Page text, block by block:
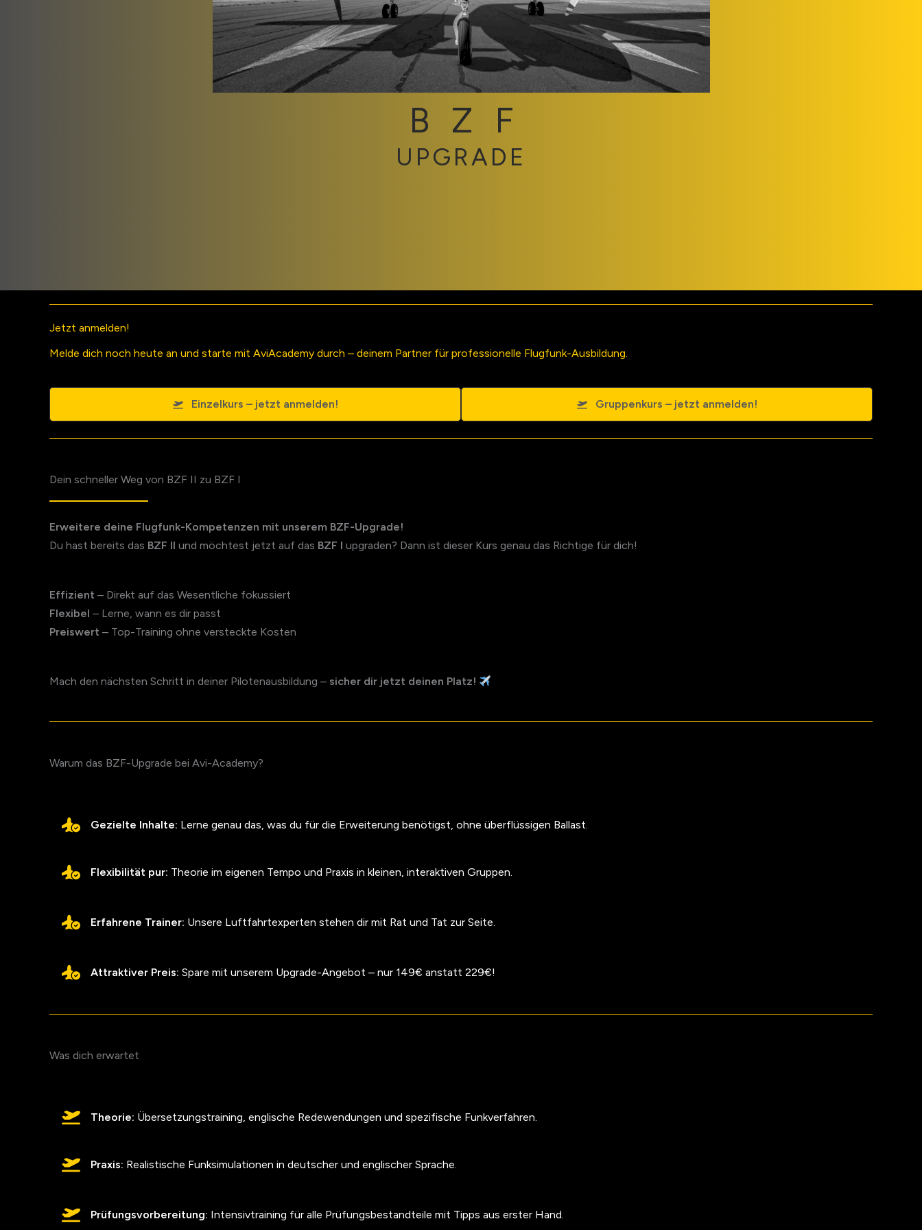
BZF
UPGRADE
Jetzt anmelden!
Melde dich noch heute an und starte mit AviAcademy durch – deinem Partner für professionelle Flugfunk-Ausbildung.
Einzelkurs – jetzt anmelden! Gruppenkurs – jetzt anmelden!
Dein schneller Weg von BZF II zu BZF I
Erweitere deine Flugfunk-Kompetenzen mit unserem BZF-Upgrade!
Du hast bereits das BZF II und möchtest jetzt auf das BZF I upgraden? Dann ist dieser Kurs genau das Richtige für dich!
Effizient – Direkt auf das Wesentliche fokussiert
Flexibel – Lerne, wann es dir passt
Preiswert – Top-Training ohne versteckte Kosten
Mach den nächsten Schritt in deiner Pilotenausbildung – sicher dir jetzt deinen Platz!
Warum das BZF-Upgrade bei Avi-Academy?
Gezielte Inhalte: Lerne genau das, was du für die Erweiterung benötigst, ohne überflüssigen Ballast.
Flexibilität pur: Theorie im eigenen Tempo und Praxis in kleinen, interaktiven Gruppen.
Erfahrene Trainer: Unsere Luftfahrtexperten stehen dir mit Rat und Tat zur Seite.
Attraktiver Preis: Spare mit unserem Upgrade-Angebot – nur 149€ anstatt 229€!
Was dich erwartet
Theorie: Übersetzungstraining, englische Redewendungen und spezifische Funkverfahren.
Praxis: Realistische Funksimulationen in deutscher und englischer Sprache.
Prüfungsvorbereitung: Intensivtraining für alle Prüfungsbestandteile mit Tipps aus erster Hand.